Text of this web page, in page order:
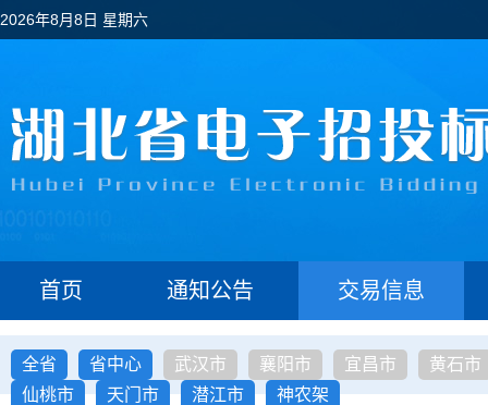
2026年8月8日 星期六
首页 通知公告 交易信息
全省 省中心 武汉市 襄阳市 宜昌市
黄石市
仙桃市
天门市 潜江市 神农架